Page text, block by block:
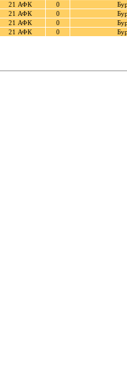
21 АФК 0
21 АФК 0
21 АФК 0
21 АФК 0